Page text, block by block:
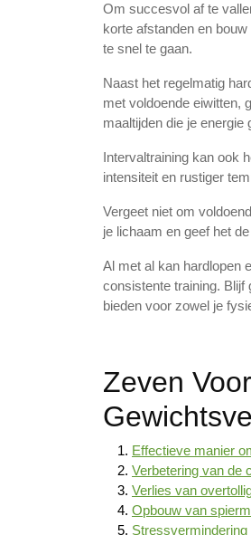
Om succesvol af te
korte afstanden en
te snel te gaan.
Naast het regelmatig
met voldoende eiwitten,
maaltijden die je
Intervaltraining kan ook
intensiteit en rustiger
Vergeet niet om
je lichaam en geef het
Al met al kan hardlopen
consistente training. Blijf
bieden voor zowel je
Zeven
Effectieve manier
Verbetering van de
Verlies van
Opbouw van